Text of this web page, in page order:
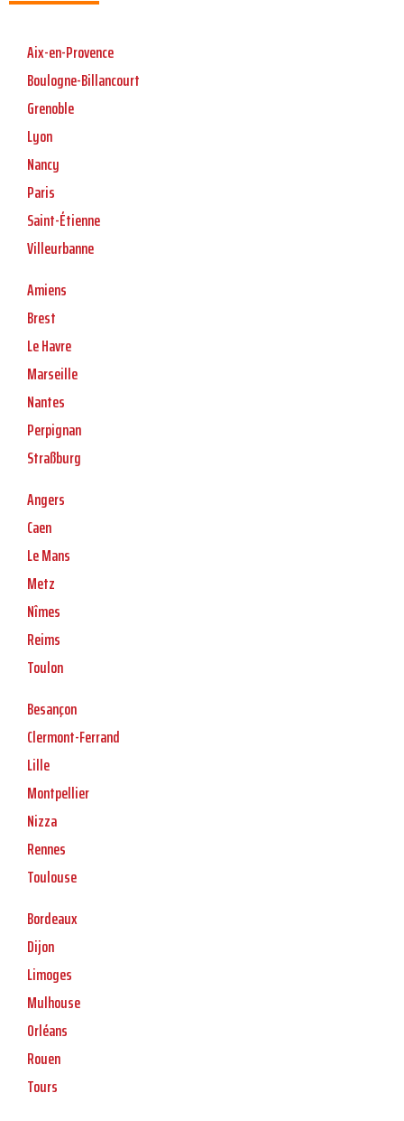
Aix-en-Provence
Boulogne-Billancourt
Grenoble
Lyon
Nancy
Paris
Saint-Étienne
Villeurbanne
Amiens
Brest
Le Havre
Marseille
Nantes
Perpignan
Straßburg
Angers
Caen
Le Mans
Metz
Nîmes
Reims
Toulon
Besançon
Clermont-Ferrand
Lille
Montpellier
Nizza
Rennes
Toulouse
Bordeaux
Dijon
Limoges
Mulhouse
Orléans
Rouen
Tours